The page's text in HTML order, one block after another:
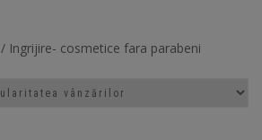
/ Ingrijire- cosmetice fara parabeni